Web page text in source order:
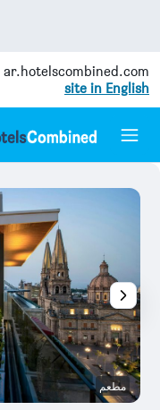
ar.hotelscombined.com
site in English
مطعم